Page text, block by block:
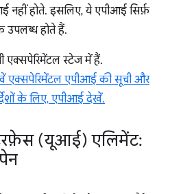
होते. इसलिए, ये एपीआई सिर्फ़
उपलब्ध होते हैं.
स्टेज में हैं.
एक्सपेरिमेंटल एपीआई की सूची और
के लिए, एपीआई देखें.
(यूआई) एलिमेंट: